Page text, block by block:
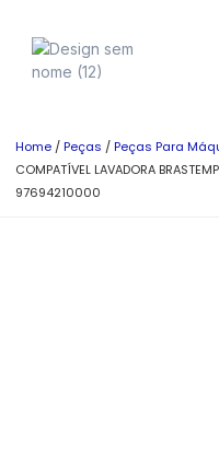
Home /Peças /Peças Para
COMPATÍVEL LAVADORA
97694210000